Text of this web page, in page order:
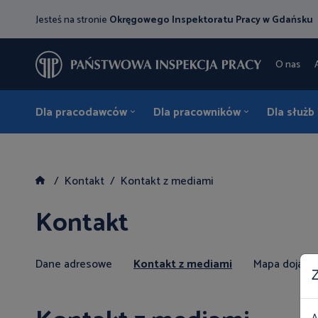
Jesteś na stronie Okręgowego Inspektoratu Pracy w Gdańsku
O nas
Dla pracodawców Dla pracowników Dla służb
Kontakt Kontakt z mediami
Kontakt
Dane adresowe Kontakt z mediami Mapa dojazdu